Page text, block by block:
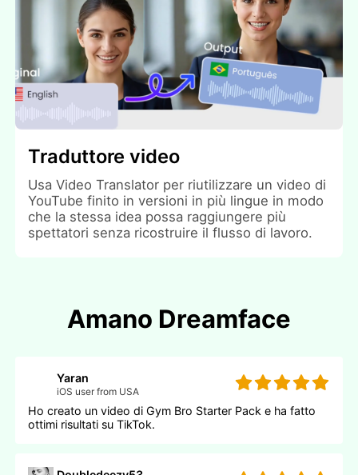
Traduttore video
Usa Video Translator per riutilizzare un video di
YouTube finito in versioni in più lingue in modo
che la stessa idea possa raggiungere più
spettatori senza ricostruire il flusso di lavoro.
Amano Dreamface
Yaran
iOS user from USA
Ho creato un video di Gym Bro Starter Pack e ha fatto
ottimi risultati su TikTok.